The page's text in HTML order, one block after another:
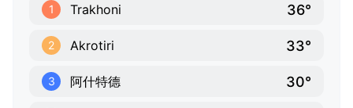
1 Trakhoni 36°
2 Akrotiri 33°
3 阿什特德 30°